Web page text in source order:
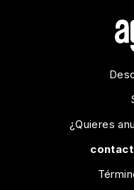
¿Quieres